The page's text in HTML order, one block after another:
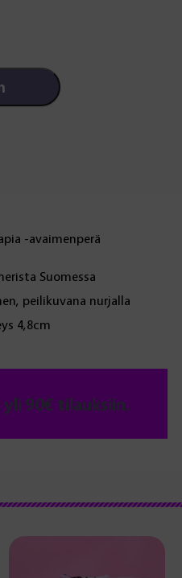
-avaimenperä
Suomessa
peilikuvana nurjalla
4,8cm
90€ tilauksiin.